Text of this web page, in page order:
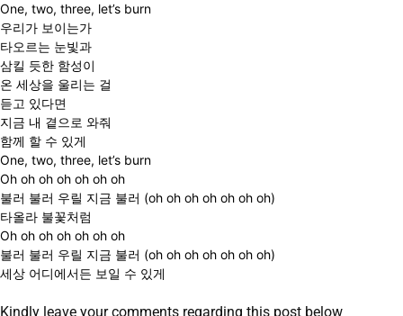
One, two, three, let’s burn
우리가 보이는가
타오르는 눈빛과
삼킬 듯한 함성이
온 세상을 울리는 걸
듣고 있다면
지금 내 곁으로 와줘
함께 할 수 있게
One, two, three, let’s burn
Oh oh oh oh oh oh oh
불러 불러 우릴 지금 불러 (oh oh oh oh oh oh oh)
타올라 불꽃처럼
Oh oh oh oh oh oh oh
불러 불러 우릴 지금 불러 (oh oh oh oh oh oh oh)
세상 어디에서든 보일 수 있게
Kindly leave your comments regarding this post below